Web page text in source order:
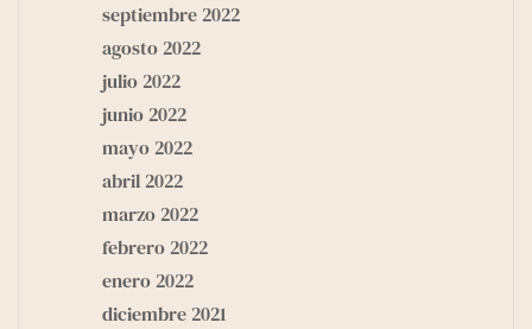
septiembre 2022
agosto 2022
julio 2022
junio 2022
mayo 2022
abril 2022
marzo 2022
febrero 2022
enero 2022
diciembre 2021